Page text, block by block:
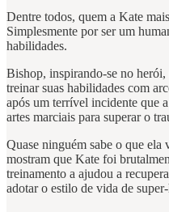
Dentre todos, quem a Kate
Simplesmente por ser um
habilidades.
Bishop, inspirando-se no
treinar suas habilidades com
após um terrível incidente que
artes marciais para superar o
Quase ninguém sabe o que
mostram que Kate foi
treinamento a ajudou a
adotar o estilo de vida de